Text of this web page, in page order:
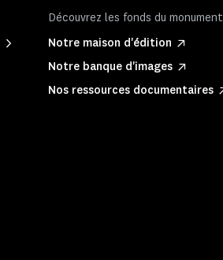
Découvrez les fonds du monument
Notre maison d'édition
Notre banque d'images
Nos ressources documentaires